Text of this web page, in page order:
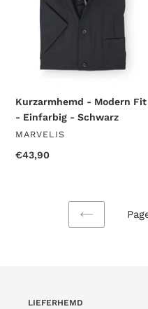
Schwarz
Kurzarmhemd - Modern Fit
- Einfarbig - Schwarz
VENDOR
MARVELIS
Regular
€43,90
PREVIOUS
LIEFERHEMD